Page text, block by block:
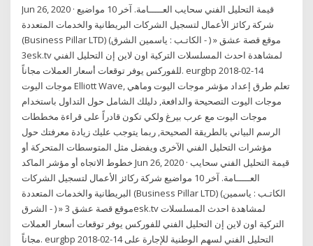
Jun 26, 2020 · قيمة التحليل الفني سحايب العـــــامة. آخر 10 مواضيع
شركة ركائز الأعمال لتسجيل الشركات البريطانية والخدمات المتعددة
(Business Pillar LTD) (الكاتـب : ياسمين الشرق - ) » موقع قصة عشق
3esk.tv لمشاهدة احدث المسلسلات التركية اون لاين إن التحليل الفني
للفوركس يوفر توقعات أسعار العملات مجاناً. eurgbp 2018-02-14
موجات اليوت Elliott Wave, تعلم طرق إعداد مؤشر موجات اليوت وماهي
موجات اليوت التصحيحة والدافعة, دليلك الشامل حول التداول باستخدام
موجات اليوت مع عرب بيرغ ولكي تكون قادراً على قراءة مخططات
الرسم البياني بالطريقة الصحيحة, ربما يتوجب عليك زيادة معرفتك حول
مؤشرات التحليل الفني الآخرى ويفضل مثل المتوسطات المتحركة أو
خطوط الاتجاه أو مؤشر الماكد Jun 26, 2020 · قيمة التحليل الفني سحايب
العـــــامة. آخر 10 مواضيع شركة ركائز الأعمال لتسجيل الشركات
البريطانية والخدمات المتعددة (Business Pillar LTD) (الكاتـب : ياسمين
الشرق - ) » موقع قصة عشق 3esk.tv لمشاهدة احدث المسلسلات
التركية اون لاين إن التحليل الفني للفوركس يوفر توقعات أسعار العملات
مجاناً. eurgbp 2018-02-14 التحليل الفني لسهم الوطنية للإجارة على